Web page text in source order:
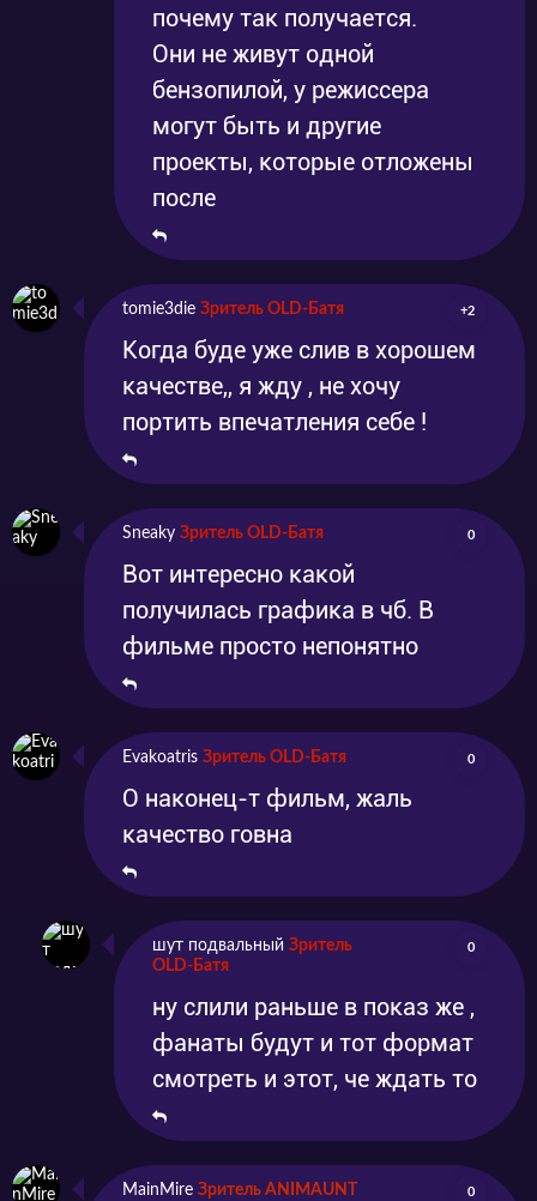
почему так получается.
Они не живут одной
бензопилой, у режиссера
могут быть и другие
проекты, которые отложены
после
tomie3die Зритель OLD-Батя +2
Когда буде уже слив в хорошем
качестве,, я жду , не хочу
портить впечатления себе !
Sneaky Зритель OLD-Батя 0
Вот интересно какой
получилась графика в чб. В
фильме просто непонятно
Evakoatris Зритель OLD-Батя 0
О наконец-т фильм, жаль
качество говна
шут подвальный Зритель
OLD-Батя
0
ну слили раньше в показ же ,
фанаты будут и тот формат
смотреть и этот, че ждать то
MainMire Зритель ANIMAUNT
0